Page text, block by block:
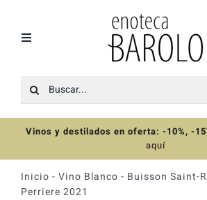
contenido
Toggle
Recomendaciones
Ofertas
Colecciones
Buscar:
Vinos y destilados en oferta: -10%, -
aquí
Inicio - Vino Blanco - Buisson Saint-
Perriere 2021